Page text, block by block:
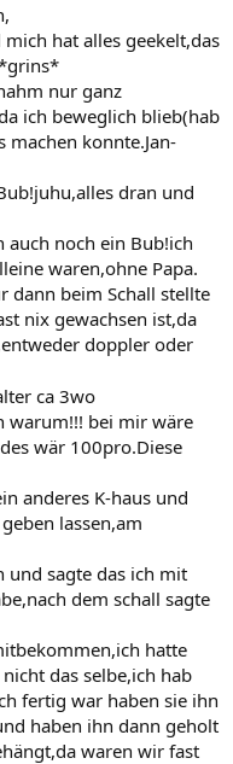
hat alles geekelt,das
nur ganz
ich beweglich blieb(hab
machen konnte.Jan-
dran und
noch ein Bub!ich
waren,ohne Papa.
dann beim Schall stellte
nix gewachsen ist,da
doppler oder
ca 3wo
warum!!! bei mir wäre
wär 100pro.Diese
anderes K-haus und
lassen,am
und sagte das ich mit
dem schall sagte
hatte
das selbe,ich hab
fertig war haben sie ihn
haben ihn dann geholt
waren wir fast